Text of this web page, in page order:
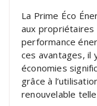
La Prime Éco
aux propriétaires
performance
ces avantages, il
économies
grâce à
renouvelable